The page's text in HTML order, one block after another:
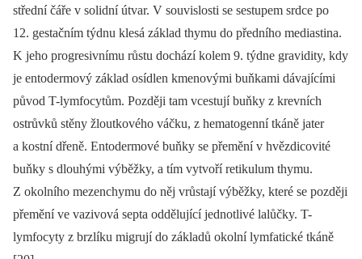
střední čáře v solidní útvar. V souvislosti se sestupem srdce po
12. gestačním týdnu klesá základ thymu do předního mediastina.
K jeho progresivnímu růstu dochází kolem 9. týdne gravidity, kdy
je entodermový základ osídlen kmenovými buňkami dávajícími
původ T-lymfocytům. Později tam vcestují buňky z krevních
ostrůvků stěny žloutkového váčku, z hematogenní tkáně jater
a kostní dřeně. Entodermové buňky se přemění v hvězdicovité
buňky s dlouhými výběžky, a tím vytvoří retikulum thymu.
Z okolního mezenchymu do něj vrůstají výběžky, které se později
přemění ve vazivová septa oddělující jednotlivé lalůčky. T-
lymfocyty z brzlíku migrují do základů okolní lymfatické tkáně